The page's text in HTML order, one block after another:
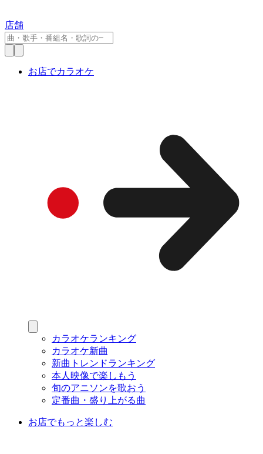
店舗
お店でカラオケ
カラオケランキング
カラオケ新曲
新曲トレンドランキング
本人映像で楽しもう
旬のアニソンを歌おう
定番曲・盛り上がる曲
お店でもっと楽しむ